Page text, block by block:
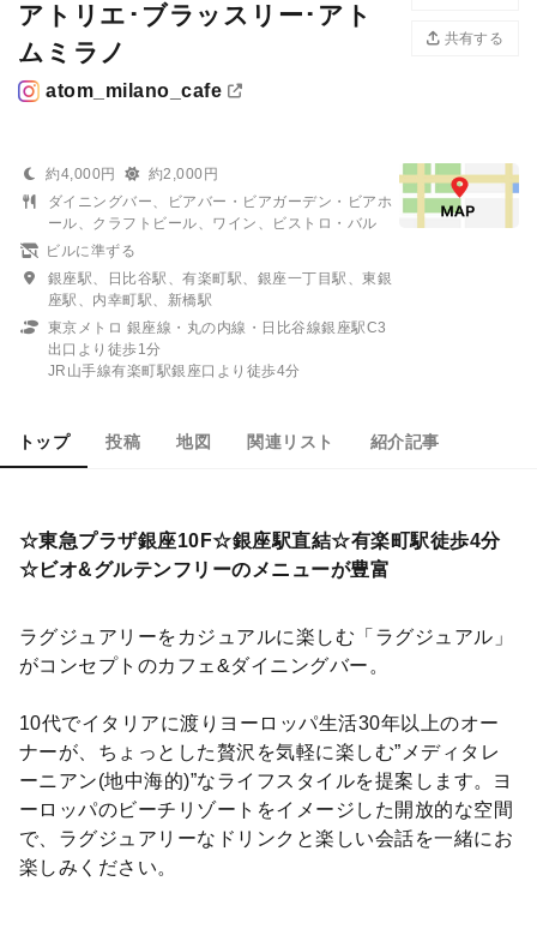
アトリエ･ブラッスリー･アト
ムミラノ
atom_milano_cafe
共有する
約4,000円
約2,000円
ダイニングバー、ビアバー・ビアガーデン・ビアホ
ール、クラフトビール、ワイン、ビストロ・バル
ビルに準ずる
銀座駅、日比谷駅、有楽町駅、銀座一丁目駅、東銀
座駅、内幸町駅、新橋駅
東京メトロ 銀座線・丸の内線・日比谷線銀座駅C3
出口より徒歩1分
JR山手線有楽町駅銀座口より徒歩4分
トップ 投稿 地図 関連リスト 紹介記事
☆東急プラザ銀座10F☆銀座駅直結☆有楽町駅徒歩4分
☆ビオ&グルテンフリーのメニューが豊富
ラグジュアリーをカジュアルに楽しむ「ラグジュアル」
がコンセプトのカフェ&ダイニングバー。
10代でイタリアに渡りヨーロッパ生活30年以上のオー
ナーが、ちょっとした贅沢を気軽に楽しむ”メディタレ
ーニアン(地中海的)”なライフスタイルを提案します。ヨ
ーロッパのビーチリゾートをイメージした開放的な空間
で、ラグジュアリーなドリンクと楽しい会話を一緒にお
楽しみください。